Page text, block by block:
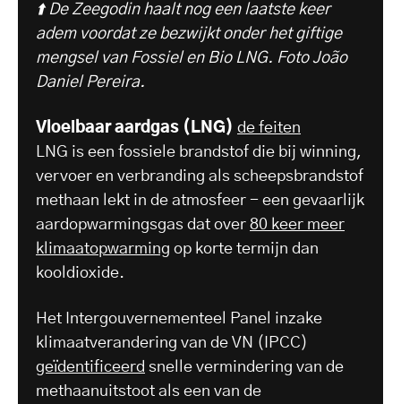
⬆️ De Zeegodin haalt nog een laatste keer
adem voordat ze bezwijkt onder het giftige
mengsel van Fossiel en Bio LNG. Foto João
Daniel Pereira.
Vloeibaar aardgas (LNG) de feiten
LNG is een fossiele brandstof die bij winning,
vervoer en verbranding als scheepsbrandstof
methaan lekt in de atmosfeer - een gevaarlijk
aardopwarmingsgas dat over 80 keer meer
klimaatopwarming op korte termijn dan
kooldioxide.
Het Intergouvernementeel Panel inzake
klimaatverandering van de VN (IPCC)
geïdentificeerd snelle vermindering van de
methaanuitstoot als een van de